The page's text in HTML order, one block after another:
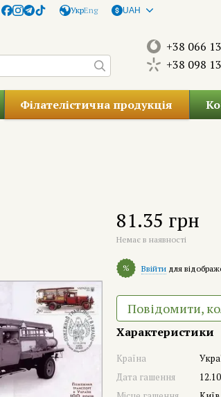
УкрEng UAH
+38 066
+38 098
Філателістична продукція
81.35 грн
Немає в наявності
% Ввійти для
Повідомити,
Характеристики
Країна
Дата гашення